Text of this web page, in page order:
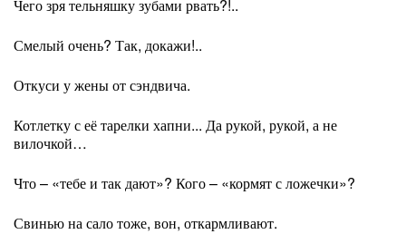
Чего зря тельняшку зубами рвать?!..
Смелый очень? Так, докажи!..
Откуси у жены от сэндвича.
Котлетку с её тарелки хапни... Да рукой, рукой, а не
вилочкой…
Что – «тебе и так дают»? Кого – «кормят с ложечки»?
Свинью на сало тоже, вон, откармливают.